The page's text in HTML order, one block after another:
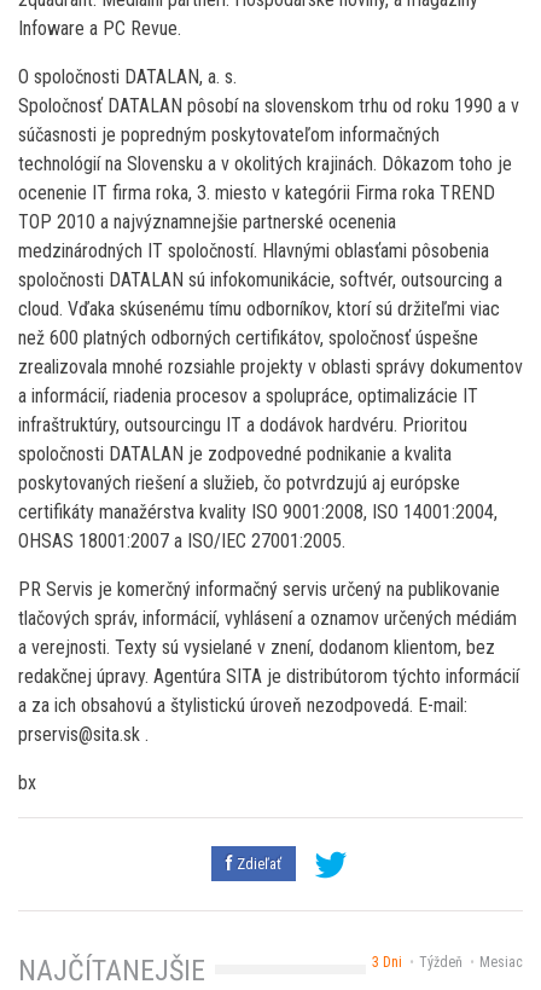
Infoware a PC Revue.
O spoločnosti DATALAN, a. s.
Spoločnosť DATALAN pôsobí na slovenskom trhu od roku 1990 a v
súčasnosti je popredným poskytovateľom informačných
technológií na Slovensku a v okolitých krajinách. Dôkazom toho je
ocenenie IT firma roka, 3. miesto v kategórii Firma roka TREND
TOP 2010 a najvýznamnejšie partnerské ocenenia
medzinárodných IT spoločností. Hlavnými oblasťami pôsobenia
spoločnosti DATALAN sú infokomunikácie, softvér, outsourcing a
cloud. Vďaka skúsenému tímu odborníkov, ktorí sú držiteľmi viac
než 600 platných odborných certifikátov, spoločnosť úspešne
zrealizovala mnohé rozsiahle projekty v oblasti správy dokumentov
a informácií, riadenia procesov a spolupráce, optimalizácie IT
infraštruktúry, outsourcingu IT a dodávok hardvéru. Prioritou
spoločnosti DATALAN je zodpovedné podnikanie a kvalita
poskytovaných riešení a služieb, čo potvrdzujú aj európske
certifikáty manažérstva kvality ISO 9001:2008, ISO 14001:2004,
OHSAS 18001:2007 a ISO/IEC 27001:2005.
PR Servis je komerčný informačný servis určený na publikovanie
tlačových správ, informácií, vyhlásení a oznamov určených médiám
a verejnosti. Texty sú vysielané v znení, dodanom klientom, bez
redakčnej úpravy. Agentúra SITA je distribútorom týchto informácií
a za ich obsahovú a štylistickú úroveň nezodpovedá. E-mail:
prservis@sita.sk .
bx
Zdieľať
3 Dni Týždeň Mesiac
NAJČÍTANEJŠIE